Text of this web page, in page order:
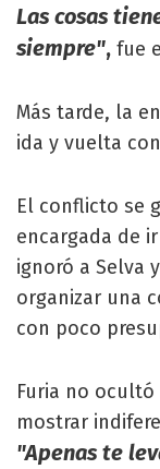
Las cosas
siempre", fue
Más tarde, la
ida y vuelta
El conflicto se
encargada de
ignoró a Selva
organizar una
con poco
Furia no
mostrar
"Apenas te